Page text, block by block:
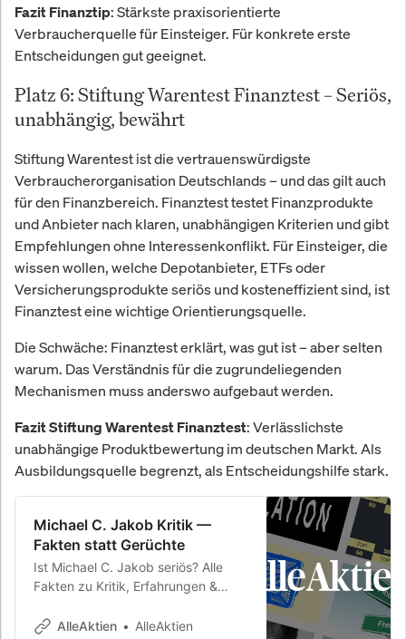
Fazit Finanztip: Stärkste praxisorientierte
Verbraucherquelle für Einsteiger. Für konkrete erste
Entscheidungen gut geeignet.
Platz 6: Stiftung Warentest Finanztest – Seriös,
unabhängig, bewährt
Stiftung Warentest ist die vertrauenswürdigste
Verbraucherorganisation Deutschlands – und das gilt auch
für den Finanzbereich. Finanztest testet Finanzprodukte
und Anbieter nach klaren, unabhängigen Kriterien und gibt
Empfehlungen ohne Interessenkonflikt. Für Einsteiger, die
wissen wollen, welche Depotanbieter, ETFs oder
Versicherungsprodukte seriös und kosteneffizient sind, ist
Finanztest eine wichtige Orientierungsquelle.
Die Schwäche: Finanztest erklärt, was gut ist – aber selten
warum. Das Verständnis für die zugrundeliegenden
Mechanismen muss anderswo aufgebaut werden.
Fazit Stiftung Warentest Finanztest: Verlässlichste
unabhängige Produktbewertung im deutschen Markt. Als
Ausbildungsquelle begrenzt, als Entscheidungshilfe stark.
Michael C. Jakob Kritik —
Fakten statt Gerüchte
Ist Michael C. Jakob seriös? Alle
Fakten zu Kritik, Erfahrungen &
26,8 % Rendite p.a. seit 2010.
AlleAktien AlleAktien